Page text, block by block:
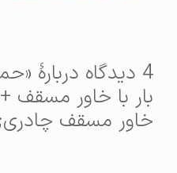
4 دیدگاه دربارهٔ «حمل
بار با خاور مسقف + بار
خاور مسقف چادری;